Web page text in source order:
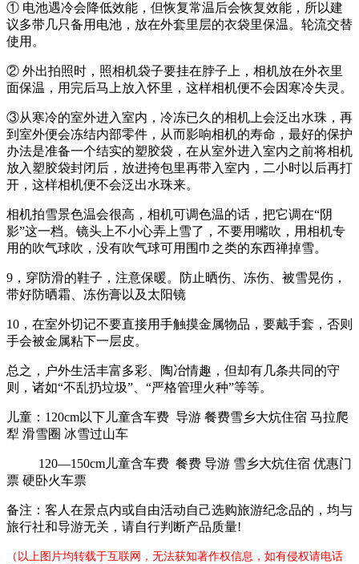
① 电池遇冷会降低效能，但恢复常温后会恢复效能，所以建
议多带几只备用电池，放在外套里层的衣袋里保温。轮流交替
使用。
② 外出拍照时，照相机袋子要挂在脖子上，相机放在外衣里
面保温，用完后马上放入怀里，这样相机便不会因寒冷失灵。
③从寒冷的室外进入室内，冷冻已久的相机上会泛出水珠，再
到室外便会冻结内部零件，从而影响相机的寿命，最好的保护
办法是准备一个结实的塑胶袋，在从室外进入室内之前将相机
放入塑胶袋封闭后，放进挎包里再带入室内，二小时以后再打
开，这样相机便不会泛出水珠来。
相机拍雪景色温会很高，相机可调色温的话，把它调在“阴
影”这一档。镜头上不小心弄上雪了，不要用嘴吹，用相机专
用的吹气球吹，没有吹气球可用围巾之类的东西禅掉雪。
9，穿防滑的鞋子，注意保暖。防止晒伤、冻伤、被雪晃伤，
带好防晒霜、冻伤膏以及太阳镜
10，在室外切记不要直接用手触摸金属物品，要戴手套，否则
手会被金属粘下一层皮。
总之，户外生活丰富多彩、陶冶情趣，但却有几条共同的守
则，诸如“不乱扔垃圾”、“严格管理火种”等等。
儿童：120cm以下儿童含车费 导游 餐费雪乡大炕住宿 马拉爬
犁 滑雪圈 冰雪过山车
120—150cm儿童含车费 餐费 导游 雪乡大炕住宿 优惠门
票 硬卧火车票
备注：客人在景点内或自由活动自己选购旅游纪念品的，均与
旅行社和导游无关，请自行判断产品质量!
（以上图片均转载于互联网，无法获知著作权信息，如有侵权请电话